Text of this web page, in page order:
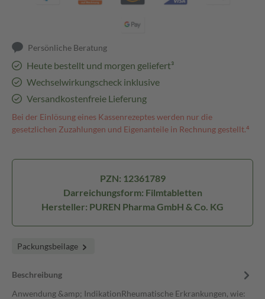
Persönliche Beratung
Heute bestellt und morgen geliefert³
Wechselwirkungscheck inklusive
Versandkostenfreie Lieferung
Bei der Einlösung eines Kassenrezeptes werden nur die
gesetzlichen Zuzahlungen und Eigenanteile in Rechnung gestellt.⁴
PZN: 12361789
Darreichungsform: Filmtabletten
Hersteller: PUREN Pharma GmbH & Co. KG
Packungsbeilage
Beschreibung
Anwendung &amp; IndikationRheumatische Erkrankungen, wie: